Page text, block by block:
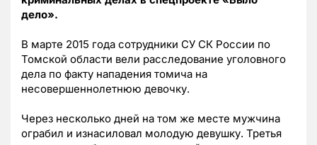
дело».
В марте 2015 года сотрудники СУ СК России по
Томской области вели расследование уголовного
дела по факту нападения томича на
несовершеннолетнюю девочку.
Через несколько дней на том же месте мужчина
ограбил и изнасиловал молодую девушку. Третья